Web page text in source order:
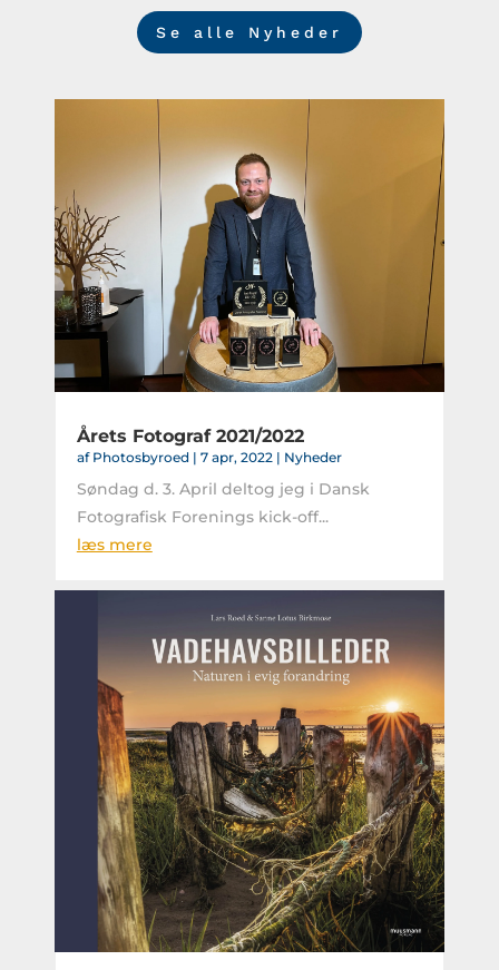
Se alle Nyheder
Årets Fotograf 2021/2022
af Photosbyroed| 7 apr, 2022 | Nyheder
Søndag d. 3. April deltog jeg i Dansk
Fotografisk Forenings kick-off...
læs mere